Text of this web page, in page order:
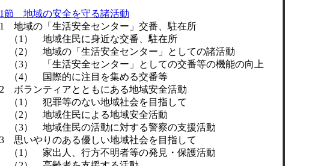
節 地域の安全を守る諸活動
地域の「生活安全センター」交番、駐在所
1） 地域住民に身近な交番、駐在所
2） 地域の「生活安全センター」としての諸活動
3） 「生活安全センター」としての交番等の機能の向上
4） 国際的に注目を集める交番等
ボランティアとともにある地域安全活動
1） 犯罪等のない地域社会を目指して
2） 地域住民による地域安全活動
3） 地域住民の活動に対する警察の支援活動
思いやりのある優しい地域社会を目指して
1） 家出人、行方不明者等の発見・保護活動